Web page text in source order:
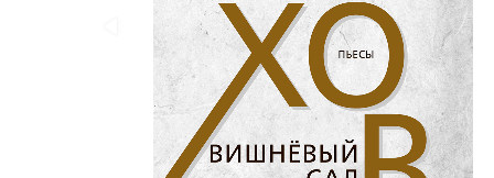
непознанное
Философия